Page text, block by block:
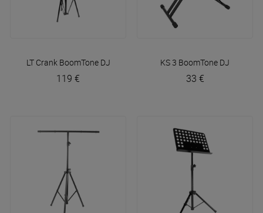
LT Crank BoomTone DJ
119 €
KS 3 BoomTone DJ
33 €